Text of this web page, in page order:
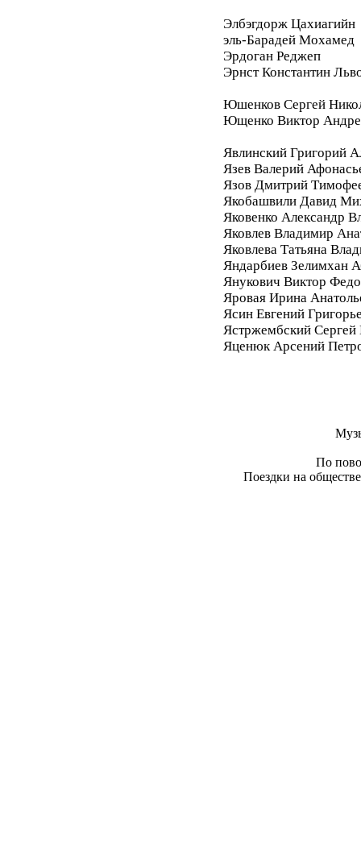
Элбэгдорж Цахиагийн
эль-Барадей Мохамед
Эрдоган Реджеп
Эрнст Константин
Юшенков Сергей
Ющенко Виктор
Явлинский Григорий
Язев Валерий
Язов Дмитрий
Якобашвили Давид
Яковенко Александр
Яковлев Владимир
Яковлева Татьяна
Яндарбиев Зелимхан
Янукович Виктор
Яровая Ирина
Ясин Евгений
Ястржембский
Яценюк Арсений
По
Поездки на